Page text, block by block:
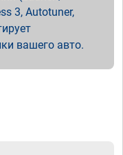
3, Autotuner,
вашего авто.